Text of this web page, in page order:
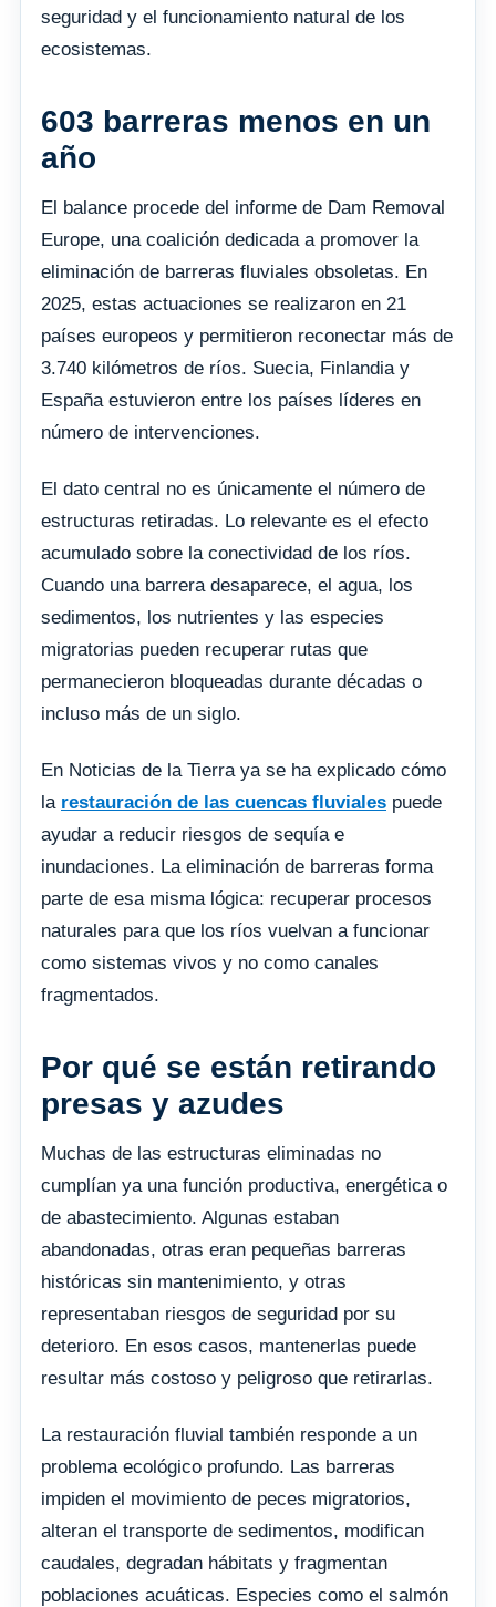
seguridad y el funcionamiento natural de los
ecosistemas.
603 barreras menos en un
año
El balance procede del informe de Dam Removal
Europe, una coalición dedicada a promover la
eliminación de barreras fluviales obsoletas. En
2025, estas actuaciones se realizaron en 21
países europeos y permitieron reconectar más de
3.740 kilómetros de ríos. Suecia, Finlandia y
España estuvieron entre los países líderes en
número de intervenciones.
El dato central no es únicamente el número de
estructuras retiradas. Lo relevante es el efecto
acumulado sobre la conectividad de los ríos.
Cuando una barrera desaparece, el agua, los
sedimentos, los nutrientes y las especies
migratorias pueden recuperar rutas que
permanecieron bloqueadas durante décadas o
incluso más de un siglo.
En Noticias de la Tierra ya se ha explicado cómo
la restauración de las cuencas fluviales puede
ayudar a reducir riesgos de sequía e
inundaciones. La eliminación de barreras forma
parte de esa misma lógica: recuperar procesos
naturales para que los ríos vuelvan a funcionar
como sistemas vivos y no como canales
fragmentados.
Por qué se están retirando
presas y azudes
Muchas de las estructuras eliminadas no
cumplían ya una función productiva, energética o
de abastecimiento. Algunas estaban
abandonadas, otras eran pequeñas barreras
históricas sin mantenimiento, y otras
representaban riesgos de seguridad por su
deterioro. En esos casos, mantenerlas puede
resultar más costoso y peligroso que retirarlas.
La restauración fluvial también responde a un
problema ecológico profundo. Las barreras
impiden el movimiento de peces migratorios,
alteran el transporte de sedimentos, modifican
caudales, degradan hábitats y fragmentan
poblaciones acuáticas. Especies como el salmón